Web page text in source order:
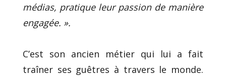
médias, pratique leur passion de manière
engagée. ».
C’est son ancien métier qui lui a fait
traîner ses guêtres à travers le monde.